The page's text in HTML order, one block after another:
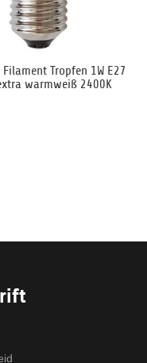
Filament Tropfen 1W E27
warmweiß 2400K